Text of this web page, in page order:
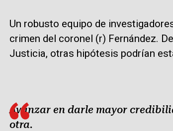
Un robusto equipo de
crimen del coronel (r) Fernández.
Justicia, otras hipótesis podrían
Avanzar en darle mayor
otra.